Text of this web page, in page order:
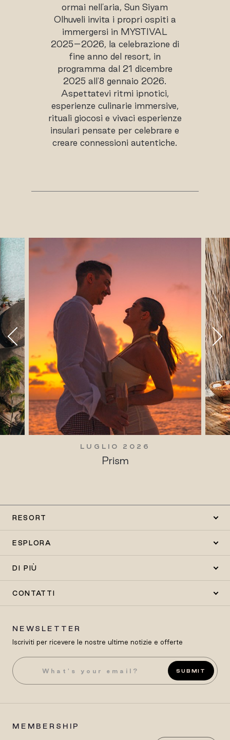
ormai nell'aria, Sun Siyam
Olhuveli invita i propri ospiti a
immergersi in MYSTIVAL
2025–2026, la celebrazione di
fine anno del resort, in
programma dal 21 dicembre
2025 all'8 gennaio 2026.
Aspettatevi ritmi ipnotici,
esperienze culinarie immersive,
rituali giocosi e vivaci esperienze
insulari pensate per celebrare e
creare connessioni autentiche.
LUGLIO 2026
Prism
RESORT
ESPLORA
DI PIÙ
CONTATTI
NEWSLETTER
Iscriviti per ricevere le nostre ultime notizie e offerte
SUBMIT
MEMBERSHIP